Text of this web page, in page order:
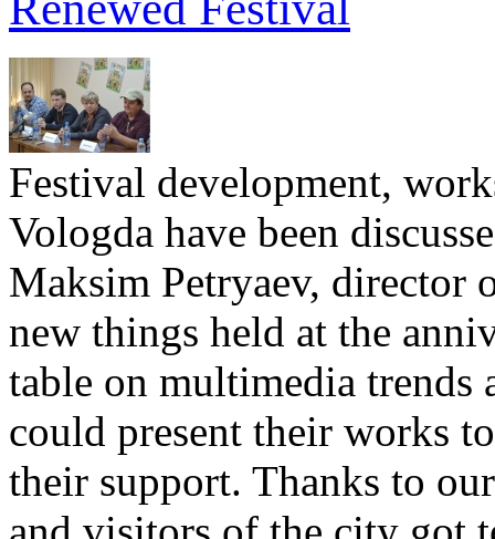
Festival development,
Vologda have been
Maksim Petryaev, director
new things held at the
table on multimedia trends
could present their works
their support. Thanks to